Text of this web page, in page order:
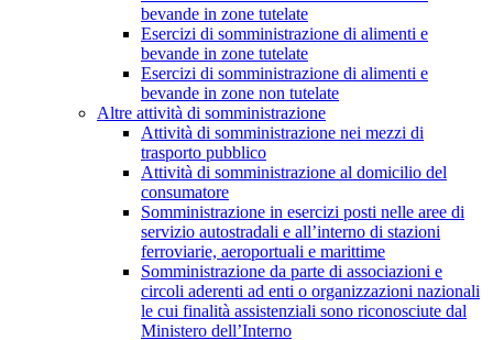
bevande in zone tutelate
Esercizi di somministrazione di alimenti e
bevande in zone tutelate
Esercizi di somministrazione di alimenti e
bevande in zone non tutelate
Altre attività di somministrazione
Attività di somministrazione nei mezzi di
trasporto pubblico
Attività di somministrazione al domicilio del
consumatore
Somministrazione in esercizi posti nelle aree di
servizio autostradali e all’interno di stazioni
ferroviarie, aeroportuali e marittime
Somministrazione da parte di associazioni e
circoli aderenti ad enti o organizzazioni nazionali
le cui finalità assistenziali sono riconosciute dal
Ministero dell’Interno